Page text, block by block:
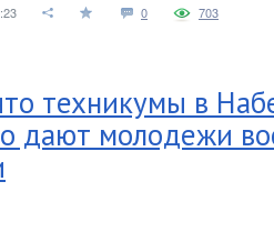
0 703
техникумы в
дают молодежи